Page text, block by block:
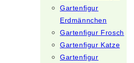
Gartenfigur
Erdmännchen
Gartenfigur Frosch
Gartenfigur Katze
Gartenfigur